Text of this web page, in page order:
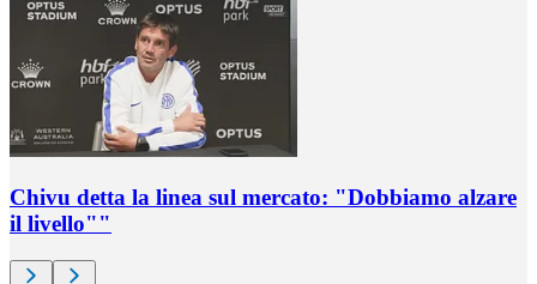
Chivu detta la linea sul mercato: "Dobbiamo alzare
il livello""